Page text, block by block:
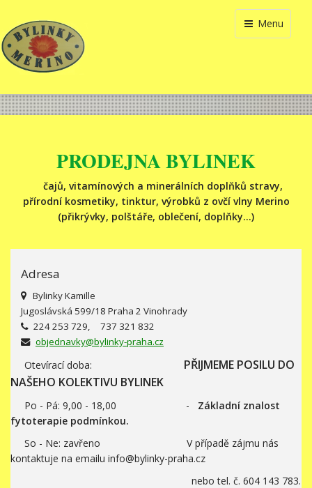
Menu
PRODEJNA BYLINEK
čajů, vitamínových a minerálních doplňků stravy,
přírodní kosmetiky, tinktur, výrobků z ovčí vlny Merino
(přikrývky, polštáře, oblečení, doplňky...)
Adresa
Bylinky Kamille
Jugoslávská 599/18 Praha 2 Vinohrady
224 253 729, 737 321 832
objednavky@bylinky-praha.cz
Otevírací doba:
PŘIJMEME POSILU DO
NAŠEHO KOLEKTIVU BYLINEK
Po - Pá: 9,00 - 18,00 - Základní znalost
fytoterapie podmínkou.
So - Ne: zavřeno V případě zájmu nás
kontaktuje na emailu info@bylinky-praha.cz
nebo tel. č. 604 143 783.